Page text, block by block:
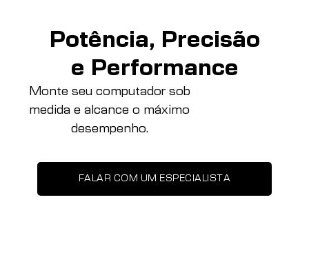
Potência, Precisão
e Performance
Monte seu computador sob
medida e alcance o máximo
desempenho.
FALAR COM UM ESPECIALISTA